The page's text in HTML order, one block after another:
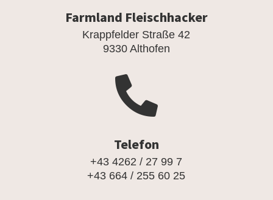
Farmland Fleischhacker
Krappfelder Straße 42
9330 Althofen

Telefon
+43 4262 / 27 99 7
+43 664 / 255 60 25